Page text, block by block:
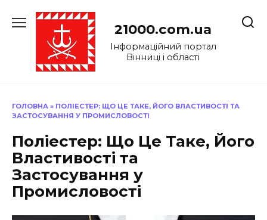
до
21000.com.ua
Інформаційний портал
Вінниці і області
ГОЛОВНА » ПОЛІЕСТЕР: ЩО ЦЕ ТАКЕ, ЙОГО ВЛАСТИВОСТІ ТА
ЗАСТОСУВАННЯ У ПРОМИСЛОВОСТІ
Поліестер: Що Це Таке, Його
Властивості та
Застосування у
Промисловості